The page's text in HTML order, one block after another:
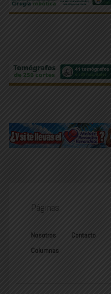
Páginas
Nosotros Contacto
Columnas